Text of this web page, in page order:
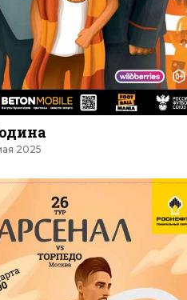
2025